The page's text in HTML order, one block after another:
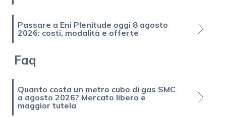
Passare a Eni Plenitude oggi 8 agosto
2026: costi, modalità e offerte
Faq
Quanto costa un metro cubo di gas SMC
a agosto 2026? Mercato libero e
maggior tutela